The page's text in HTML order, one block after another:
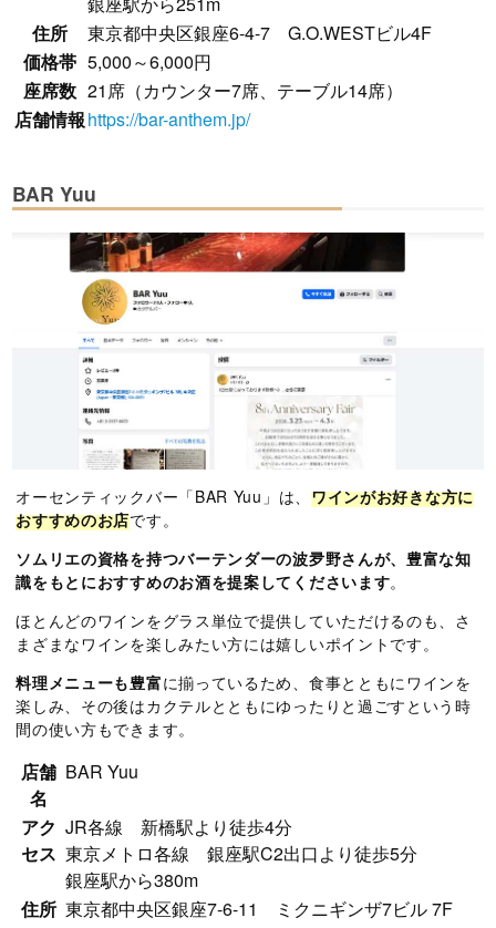
住所
東京都中央区銀座6-4-7 G.O.WESTビル4F
価格帯 5,000～6,000円
座席数 21席（カウンター7席、テーブル14席）
店舗情報https://bar-anthem.jp/
BAR Yuu
オーセンティックバー「BAR Yuu」は、 ワインがお好きな方に
おすすめのお店です。
ソムリエの資格を持つバーテンダーの波夛野さんが、豊富な知
識をもとにおすすめのお酒を提案してくださいます。
ほとんどのワインをグラス単位で提供していただけるのも、さ
まざまなワインを楽しみたい方には嬉しいポイントです。
料理メニューも豊富に揃っているため、食事とともにワインを
楽しみ、その後はカクテルとともにゆったりと過ごすという時
間の使い方もできます。
店舗
名
BAR Yuu
アク
セス
JR各線 新橋駅より徒歩4分
東京メトロ各線 銀座駅C2出口より徒歩5分
銀座駅から380m
住所 東京都中央区銀座7-6-11 ミクニギンザ7ビル 7F